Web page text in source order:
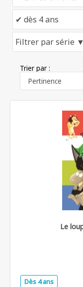
Trier par :
Le
Dès 4 ans